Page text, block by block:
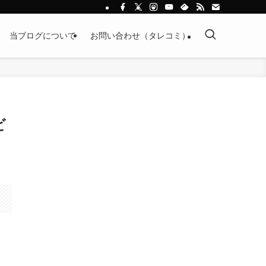
当ブログについて お問い合わせ（タレコミ）